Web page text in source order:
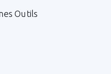
Outils